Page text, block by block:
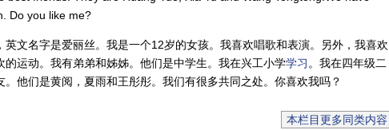
Do you like me?
英文名字是爱丽丝。我是一个12岁的女孩。我喜欢唱歌和表演。另外，我喜欢
的运动。我有弟弟和姊姊。他们是中学生。我在兴工小学学习 。我在四年级二
。他们是黄阅，夏雨和王彤彤。我们有很多共同之处。你喜欢我吗？
本栏目更多同类内容